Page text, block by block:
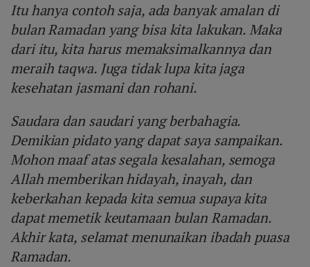
Itu hanya contoh saja, ada banyak amalan di
bulan Ramadan yang bisa kita lakukan. Maka
dari itu, kita harus memaksimalkannya dan
meraih taqwa. Juga tidak lupa kita jaga
kesehatan jasmani dan rohani.
Saudara dan saudari yang berbahagia.
Demikian pidato yang dapat saya sampaikan.
Mohon maaf atas segala kesalahan, semoga
Allah memberikan hidayah, inayah, dan
keberkahan kepada kita semua supaya kita
dapat memetik keutamaan bulan Ramadan.
Akhir kata, selamat menunaikan ibadah puasa
Ramadan.